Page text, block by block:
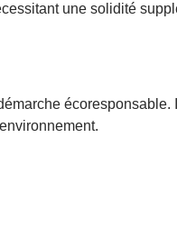
une solidité
écoresponsable.